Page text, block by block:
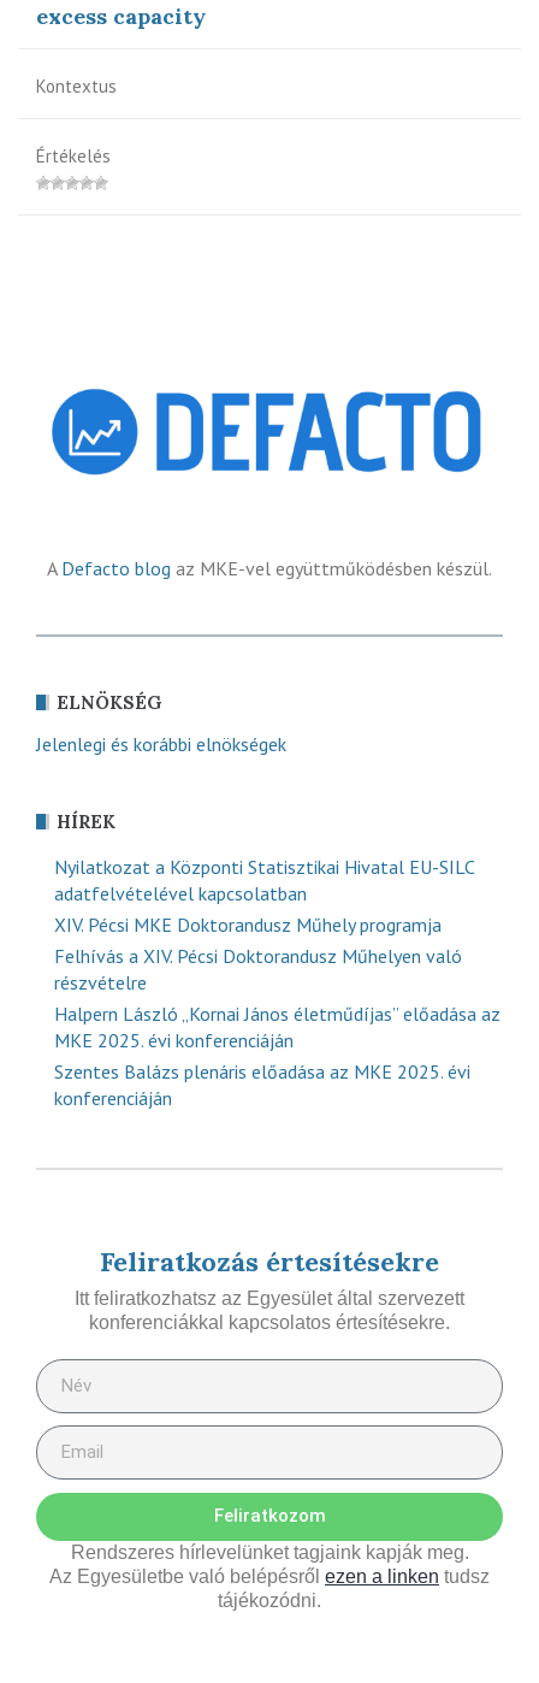
excess capacity
Kontextus
Értékelés
A Defacto blog az MKE-vel együttműködésben készül.
ELNÖKSÉG
Jelenlegi és korábbi elnökségek
HÍREK
Nyilatkozat a Központi Statisztikai Hivatal EU-SILC
adatfelvételével kapcsolatban
XIV. Pécsi MKE Doktorandusz Műhely programja
Felhívás a XIV. Pécsi Doktorandusz Műhelyen való
részvételre
Halpern László „Kornai János életműdíjas” előadása az
MKE 2025. évi konferenciáján
Szentes Balázs plenáris előadása az MKE 2025. évi
konferenciáján
Feliratkozás értesítésekre
Itt feliratkozhatsz az Egyesület által szervezett
konferenciákkal kapcsolatos értesítésekre.
Feliratkozom
Rendszeres hírlevelünket tagjaink kapják meg.
Az Egyesületbe való belépésről ezen a linken tudsz
tájékozódni.